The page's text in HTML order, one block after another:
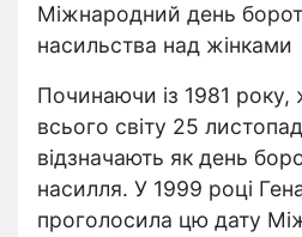
Міжнародний день
насильства над жінками
Починаючи із 1981 року,
всього світу 25
відзначають як день
насилля. У 1999 році
проголосила цю дату